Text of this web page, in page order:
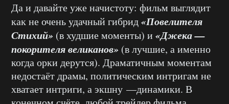
Да и давайте уже начистоту: фильм выглядит
как не очень удачный гибрид«Повелителя
Стихий» (в худшие моменты) и «Джека —
покорителя великанов» (в лучшие, а именно
когда орки дерутся). Драматичным моментам
недостаёт драмы, политическим интригам не
хватает интриги, а экшну —динамики. В